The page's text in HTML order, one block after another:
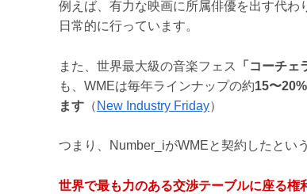
例えば、有力な映画に所属俳優を出す代
日常的に行っています。
また、世界最大級の音楽フェス 「コーチ
も、WMEは毎年ラインナップの約15〜
ます （ New Industry Friday）
つまり、Number_iがWMEと契約したとい
世界で最も力のある交渉テーブルに座る権